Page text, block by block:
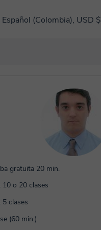
Español (Colombia), USD $
gratuita 20 min.
10 o 20 clases
5 clases
(60 min.)